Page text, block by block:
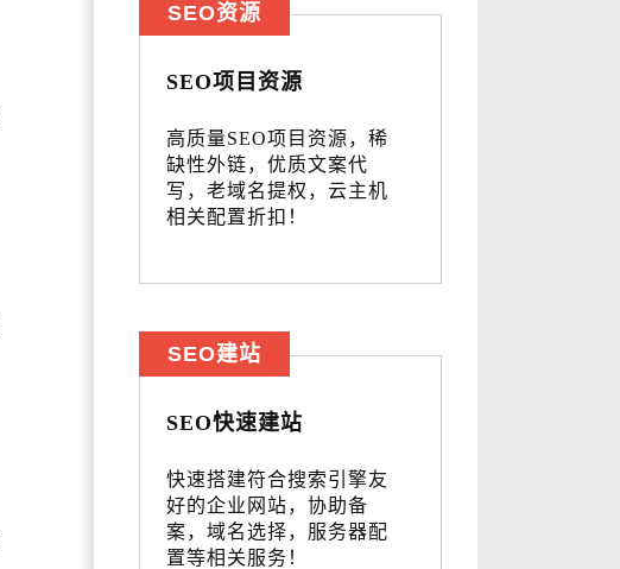
SEO项目资源
高质量SEO项目资源，稀
缺性外链，优质文案代
写，老域名提权，云主机
相关配置折扣！
SEO资源
SEO快速建站
快速搭建符合搜索引擎友
好的企业网站，协助备
案，域名选择，服务器配
置等相关服务！
SEO建站